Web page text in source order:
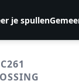
je spullen